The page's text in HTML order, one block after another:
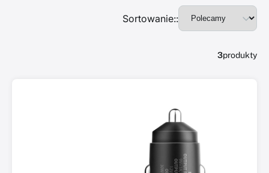
Sortowanie::
3produkty